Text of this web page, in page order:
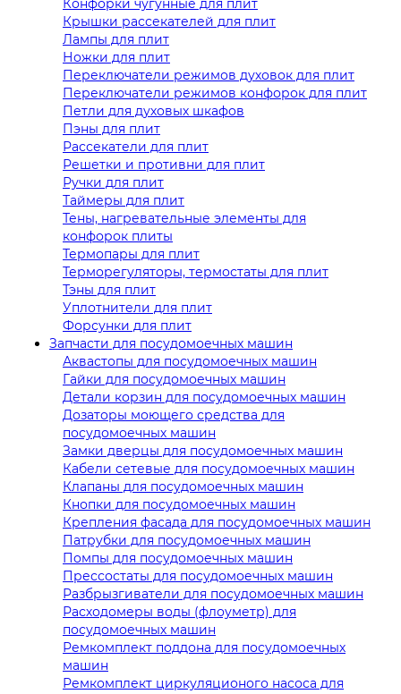
Крышки рассекателей для плит
Лампы для плит
Ножки для плит
Переключатели режимов духовок для плит
Переключатели режимов конфорок для плит
Петли для духовых шкафов
Пэны для плит
Рассекатели для плит
Решетки и противни для плит
Ручки для плит
Таймеры для плит
Тены, нагревательные элементы для
конфорок плиты
Термопары для плит
Терморегуляторы, термостаты для плит
Тэны для плит
Уплотнители для плит
Форсунки для плит
Запчасти для посудомоечных машин
Аквастопы для посудомоечных машин
Гайки для посудомоечных машин
Детали корзин для посудомоечных машин
Дозаторы моющего средства для
посудомоечных машин
Замки дверцы для посудомоечных машин
Кабели сетевые для посудомоечных машин
Клапаны для посудомоечных машин
Кнопки для посудомоечных машин
Крепления фасада для посудомоечных машин
Патрубки для посудомоечных машин
Помпы для посудомоечных машин
Прессостаты для посудомоечных машин
Разбрызгиватели для посудомоечных машин
Расходомеры воды (флоуметр) для
посудомоечных машин
Ремкомплект поддона для посудомоечных
машин
Ремкомплект циркуляционого насоса для